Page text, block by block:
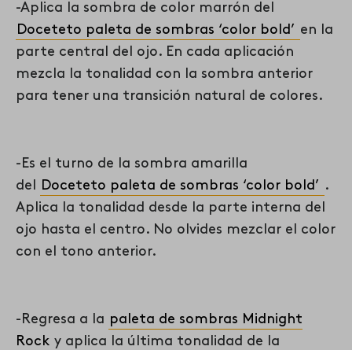
-Aplica la sombra de color marrón del
Doceteto paleta de sombras ‘color bold’ en la
parte central del ojo. En cada aplicación
mezcla la tonalidad con la sombra anterior
para tener una transición natural de colores.
-Es el turno de la sombra amarilla
del Doceteto paleta de sombras ‘color bold’ .
Aplica la tonalidad desde la parte interna del
ojo hasta el centro. No olvides mezclar el color
con el tono anterior.
-Regresa a la paleta de sombras Midnight
Rock y aplica la última tonalidad de la